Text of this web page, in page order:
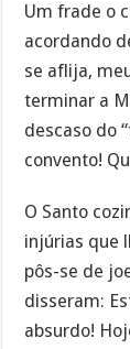
Um frade o
acordando
se aflija,
terminar a
descaso do
convento!
O Santo
injúrias que
pôs-se de
disseram:
absurdo!